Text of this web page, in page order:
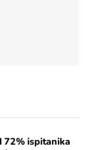
72% ispitanika